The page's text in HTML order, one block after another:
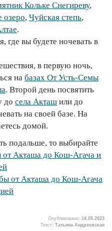
Кольке Снегиреву,
озеро, Чуйская степь,
.
где вы будете ночевать в
в первую ночь,
на базах От Усть-Семы
. Второй день посвятить
до села Акташ или до
на своей базе. На
домой.
подальше, то выбирайте
от Акташа до Кош-Агача и
от Акташа до Кош-Агача
Опубликовано: 14.05.2023
Текст: Татьяна Андреевская